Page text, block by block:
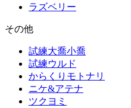
ラズベリー
その他
試練大喬小喬
試練ウルド
からくりモトナリ
ニケ&アテナ
ツクヨミ